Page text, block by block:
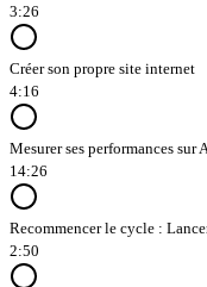
3:26
Créer son propre site internet
4:16
Mesurer ses performances
14:26
Recommencer le cycle :
2:50